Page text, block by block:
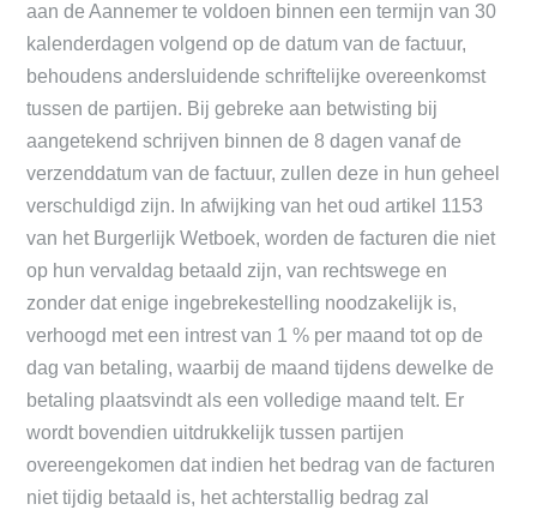
aan de Aannemer te voldoen binnen een termijn van 30
kalenderdagen volgend op de datum van de factuur,
behoudens andersluidende schriftelijke overeenkomst
tussen de partijen. Bij gebreke aan betwisting bij
aangetekend schrijven binnen de 8 dagen vanaf de
verzenddatum van de factuur, zullen deze in hun geheel
verschuldigd zijn. In afwijking van het oud artikel 1153
van het Burgerlijk Wetboek, worden de facturen die niet
op hun vervaldag betaald zijn, van rechtswege en
zonder dat enige ingebrekestelling noodzakelijk is,
verhoogd met een intrest van 1 % per maand tot op de
dag van betaling, waarbij de maand tijdens dewelke de
betaling plaatsvindt als een volledige maand telt. Er
wordt bovendien uitdrukkelijk tussen partijen
overeengekomen dat indien het bedrag van de facturen
niet tijdig betaald is, het achterstallig bedrag zal